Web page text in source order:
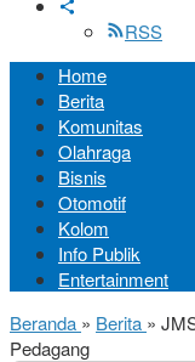
RSS
Home
Berita
Komunitas
Olahraga
Bisnis
Otomotif
Kolom
Info Publik
Entertainment
Beranda » Berita »
Pedagang